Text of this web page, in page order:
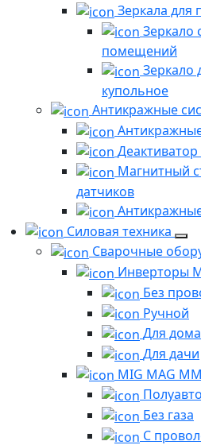
Зеркала
Зеркало
помещений
Зеркало
купольное
Антикражные
Деактиватор
Магнитный
датчиков
Силовая техника
Сварочные
Инверторы
Без
Ручной
Для дома
Для дачи
MIG MAG
Без газа
С